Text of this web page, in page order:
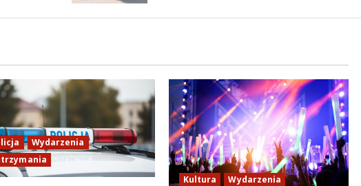
Wydarzenia
Kultura
Wydarzenia